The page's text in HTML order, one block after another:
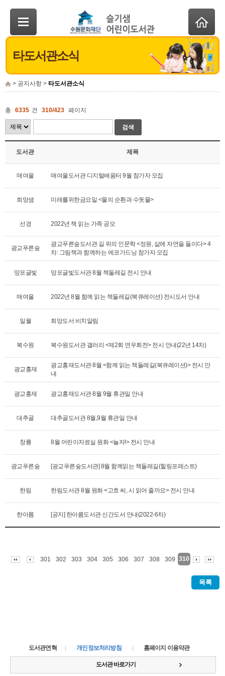
> 공지사항 > 타도서관소식
타도서관소식
총 6335 건 310/423 페이지
검색
도서관 제목
매여울 매여울도서관 디지털배움터 9월 참가자 모집
희망샘 미래를위한금요일 <물의 순환과 수돗물>
선경 2022년 책 읽는 가족 공모
광교푸른숲
광교푸른숲도서관 길 위의 인문학 <정원, 삶에 자연을 들이다> 4
차: 그림책과 함께하는 에코가드닝 참가자 모집
망포글빛 망포글빛도서관 8월 책둘레길 전시 안내
매여울 2022년 8월 함께 읽는 책둘레길(북큐레이션) 전시도서 안내
일월 희망도서 비치알림
북수원 북수원도서관 갤러리 <제2회 연우회전> 전시 안내(22년 14차)
광교홍재
광교홍재도서관 8월 <함께 읽는 책둘레길(북큐레이션)> 전시 안
내
광교홍재 광교홍재도서관 8월 9월 휴관일 안내
대추골 대추골도서관 8월,9월 휴관일 안내
창룡 8월 어린이자료실 원화 <놀자!> 전시 안내
광교푸른숲 [광교푸른숲도서관] 8월 함께읽는 책둘레길(힐링포레스트)
한림 한림도서관 8월 원화 <고흐 씨, 시 읽어 줄까요> 전시 안내
한아름 [공지] 한아름도서관 신간도서 안내(2022-6차)
301 302 303 304 305 306 307 308 309 310
목록
도서관연혁 개인정보처리방침 홈페이지 이용약관
도서관 바로가기